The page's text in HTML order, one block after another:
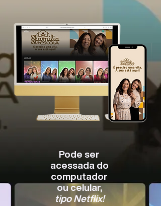
Pode ser
acessada do
computador
ou celular,
tipo Netflix!